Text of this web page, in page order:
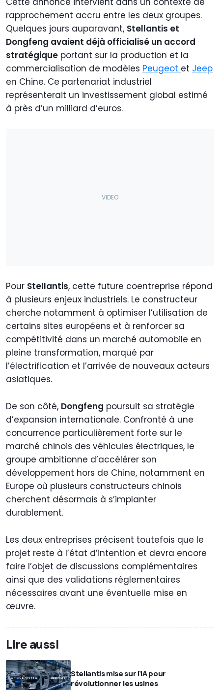
rapprochement accru entre les deux groupes.
Quelques jours auparavant, Stellantis et
Dongfeng avaient déjà officialisé un accord
stratégique portant sur la production et la
commercialisation de modèles Peugeot et Jeep
en Chine. Ce partenariat industriel
représenterait un investissement global estimé
à près d’un milliard d’euros.
Pour Stellantis, cette future coentreprise répond
à plusieurs enjeux industriels. Le constructeur
cherche notamment à optimiser l’utilisation de
certains sites européens et à renforcer sa
compétitivité dans un marché automobile en
pleine transformation, marqué par
l’électrification et l’arrivée de nouveaux acteurs
asiatiques.
De son côté, Dongfeng poursuit sa stratégie
d’expansion internationale. Confronté à une
concurrence particulièrement forte sur le
marché chinois des véhicules électriques, le
groupe ambitionne d’accélérer son
développement hors de Chine, notamment en
Europe où plusieurs constructeurs chinois
cherchent désormais à s’implanter
durablement.
Les deux entreprises précisent toutefois que le
projet reste à l’état d’intention et devra encore
faire l’objet de discussions complémentaires
ainsi que des validations réglementaires
nécessaires avant une éventuelle mise en
œuvre.
Lire aussi
Stellantis mise sur l’IA pour
révolutionner les usines